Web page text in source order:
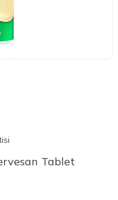
Tablet